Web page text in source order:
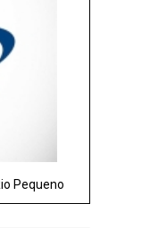
Pequeno